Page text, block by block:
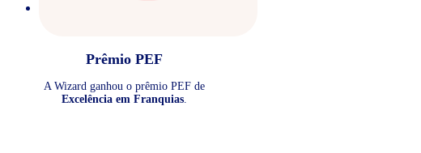
Prêmio PEF
A Wizard ganhou o prêmio PEF de
Excelência em Franquias.